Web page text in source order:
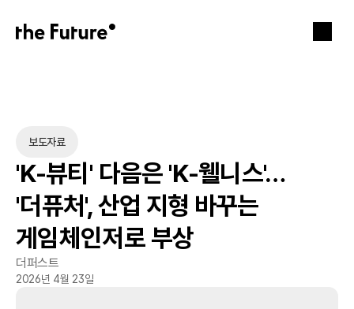
보도자료
'K-뷰티' 다음은 'K-웰니스'…
'더퓨처', 산업 지형 바꾸는
게임체인저로 부상
더퍼스트
2026년 4월 23일